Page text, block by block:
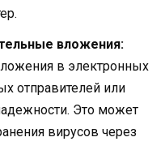
вложения:
в электронных
отправителей или
Это может
вирусов через